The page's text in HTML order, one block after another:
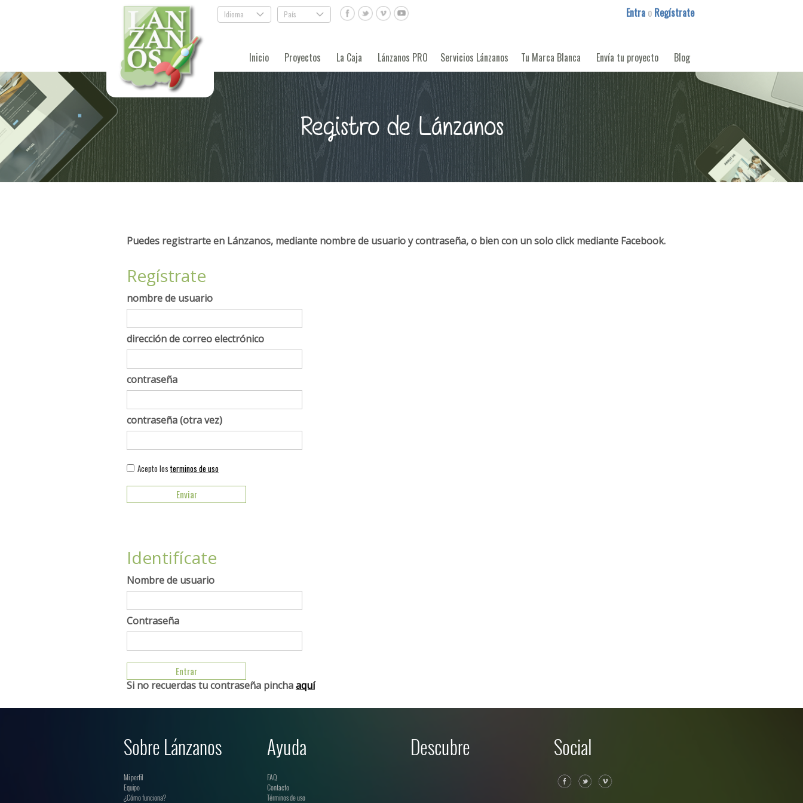
Idioma . País . Entra o Regístrate
Inicio Proyectos La Caja Lánzanos PRO Servicios Lánzanos Tu Marca Blanca Envía tu proyecto Blog
Registro de Lánzanos
Puedes registrarte en Lánzanos, mediante nombre de usuario y contraseña, o bien con un solo click mediante Facebook.
Regístrate
nombre de usuario
dirección de correo electrónico
contraseña
contraseña (otra vez)
Acepto los terminos de uso
Identifícate
Nombre de usuario
Contraseña
Si no recuerdas tu contraseña pinchaaquí
Sobre Lánzanos
Mi perfil
Equipo
¿Cómo funciona?
Ayuda
FAQ
Contacto
Términos de uso
Descubre Social